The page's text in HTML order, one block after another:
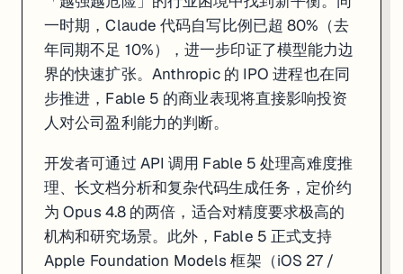
一时期，Claude 代码自写比例已超 80%（去
年同期不足 10%），进一步印证了模型能力边
界的快速扩张。Anthropic 的 IPO 进程也在同
步推进，Fable 5 的商业表现将直接影响投资
人对公司盈利能力的判断。
开发者可通过 API 调用 Fable 5 处理高难度推
理、长文档分析和复杂代码生成任务，定价约
为 Opus 4.8 的两倍，适合对精度要求极高的
机构和研究场景。此外，Fable 5 正式支持
Apple Foundation Models 框架（iOS 27 /